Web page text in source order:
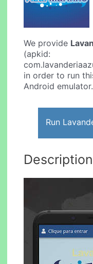
We provide
(apkid:
in order to run
Android emulator.
Run